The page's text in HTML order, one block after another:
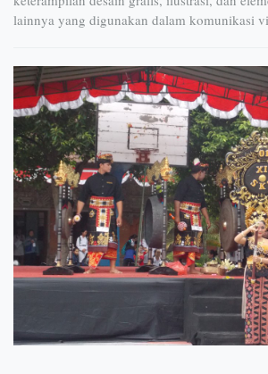
lainnya yang digunakan dalam komunikasi